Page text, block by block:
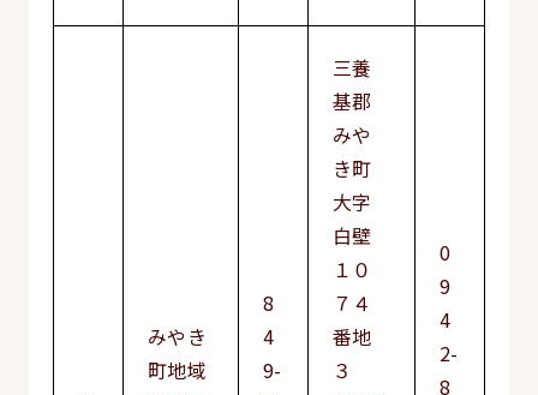
みやき
町地域
8
4
9-
三養
基郡
みや
き町
大字
白壁
１０
７４
番地
３
0
9
4
2-
8